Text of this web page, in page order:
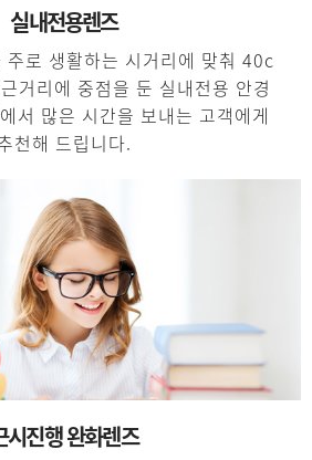
실내전용렌즈
주로 생활하는 시거리에 맞춰 40c
거리에 중점을 둔 실내전용 안경
서 많은 시간을 보내는 고객에게
천해 드립니다.
시진행 완화렌즈